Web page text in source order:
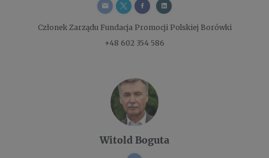
Członek ZarząduFundacja Promocji Polskiej Borówki
+48 602 354 586
Witold Boguta